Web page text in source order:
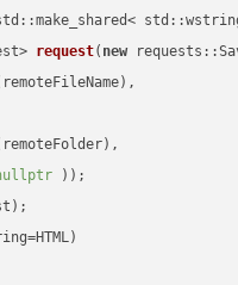
request( new
))